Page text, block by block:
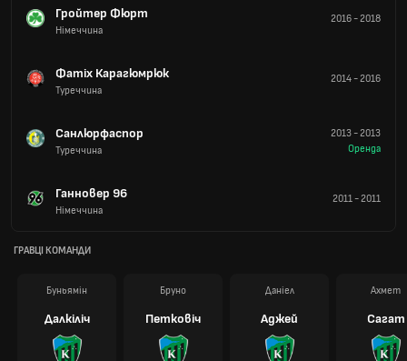
Гройтер Фюрт
Німеччина
2016-2018
Фатіх Карагюмрюк
Туреччина
2014-2016
Санлюрфаспор
Туреччина
2013-2013
Оренда
Ганновер 96
Німеччина
2011-2011
ГРАВЦІ КОМАНДИ
Буньямін
Далкіліч
Бруно
Петковіч
Даніел
Аджей
Ахмет
Сагат